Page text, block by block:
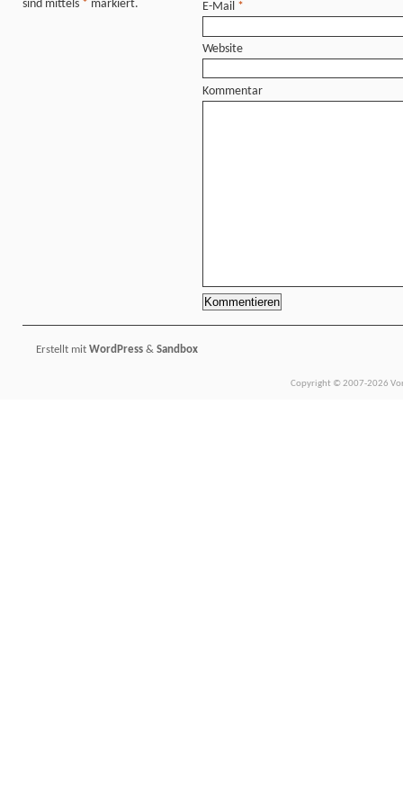
sind mittels * markiert. E-Mail *
Website
Kommentar
Erstellt mit WordPress & Sandbox
Copyright © 2007-2026